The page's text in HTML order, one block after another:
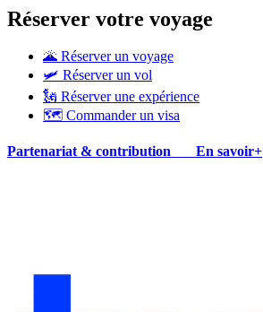
Réserver votre voyage
🌋 Réserver un voyage
🛩 Réserver un vol
🗽 Réserver une expérience
🗺 Commander un visa
Partenariat & contribution En savoir+